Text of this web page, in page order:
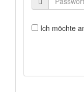
Ich möchte